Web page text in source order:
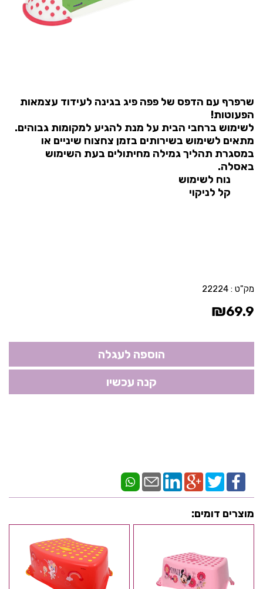
שרפרף עם הדפס של פפה פיג בגינה לעידוד עצמאות
הפעוטות!
לשימוש ברחבי הבית על מנת להגיע למקומות גבוהים.
מתאים לשימוש בשירותים בזמן צחצוח שיניים או
במסגרת תהליך גמילה מחיתולים בעת השימוש
באסלה.
נוח לשימוש
קל לניקוי
מק"ט : 22224
₪69.9
מוצרים דומים: